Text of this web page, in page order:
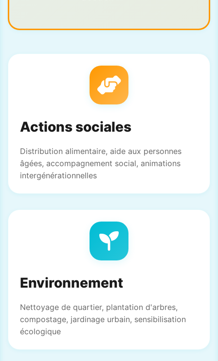
Actions sociales
Distribution alimentaire, aide aux personnes
âgées, accompagnement social, animations
intergénérationnelles
Environnement
Nettoyage de quartier, plantation d'arbres,
compostage, jardinage urbain, sensibilisation
écologique